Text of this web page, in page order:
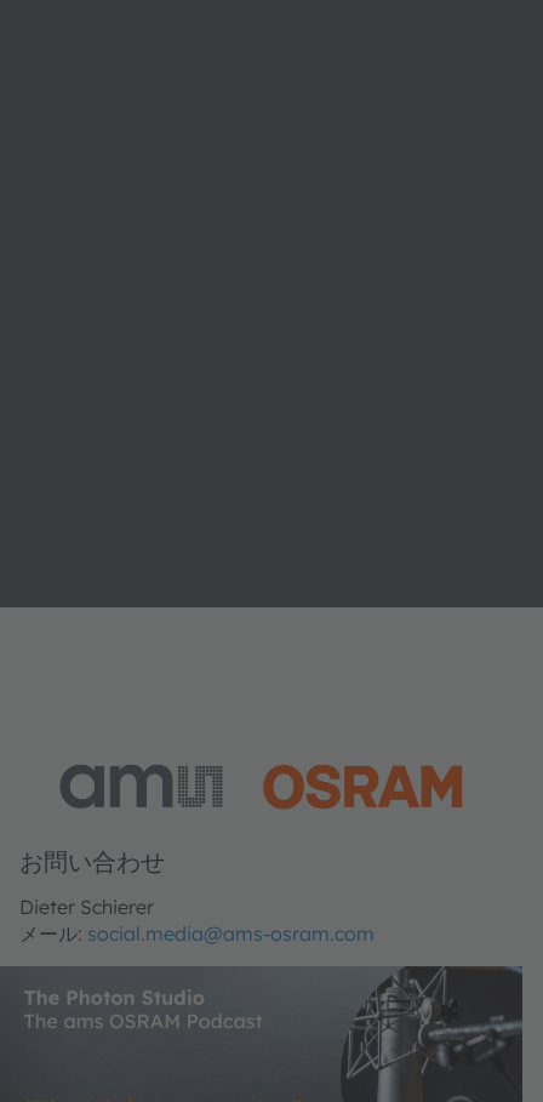
お問い合わせ
Dieter Schierer
メール: social.media@ams-osram.com